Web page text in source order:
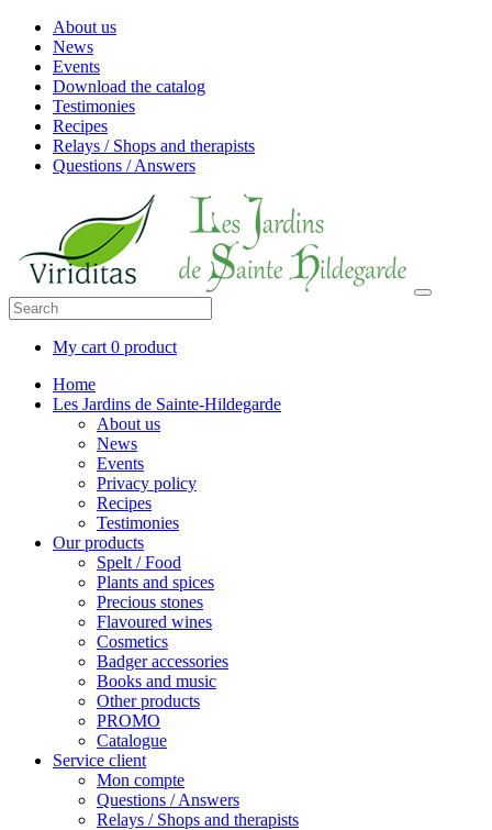
About us
News
Events
Download the catalog
Testimonies
Recipes
Relays / Shops and therapists
Questions / Answers
My cart 0 product
Home
Les Jardins de Sainte-Hildegarde
About us
News
Events
Privacy policy
Recipes
Testimonies
Our products
Spelt / Food
Plants and spices
Precious stones
Flavoured wines
Cosmetics
Badger accessories
Books and music
Other products
PROMO
Catalogue
Service client
Mon compte
Questions / Answers
Relays / Shops and therapists